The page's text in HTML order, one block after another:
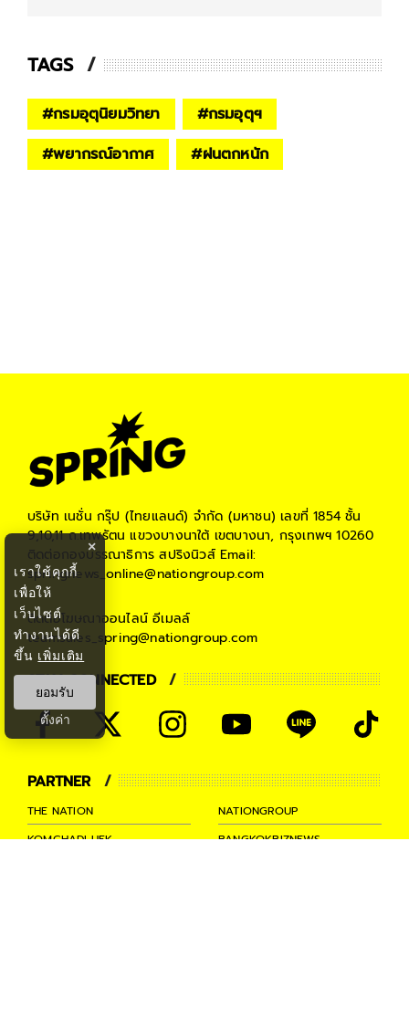
TAGS
#กรมอุตุนิยมวิทยา #กรมอุตุฯ
#พยากรณ์อากาศ #ฝนตกหนัก
บริษัท เนชั่น กรุ๊ป (ไทยแลนด์) จำกัด (มหาชน) เลขที่ 1854 ชั้น
9,10,11 ถ.เทพรัตน แขวงบางนาใต้ เขตบางนา, กรุงเทพฯ 10260
ติดต่อกองบรรณาธิการ สปริงนิวส์Email:
springnews_online@nationgroup.com
ติดต่อโฆษณาออนไลน์ อีเมลล์
teamsales_spring@nationgroup.com
STAY CONNECTED
PARTNER
THE NATION
NATIONGROUP
KOMCHADLUEK
BANGKOKBIZNEWS
×
เราใช้คุกกี้
เพื่อให้
เว็บไซต์
ทำงานได้ดี
ขึ้น เพิ่มเติม
ยอมรับ
ตั้งค่า